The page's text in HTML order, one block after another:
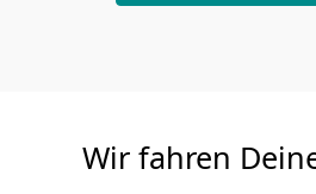
Wir fahren